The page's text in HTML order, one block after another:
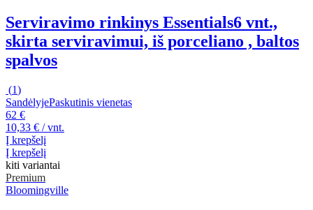
Serviravimo rinkinys Essentials6 vnt.,
skirta serviravimui, iš porceliano , baltos
spalvos
(1)
SandėlyjePaskutinis vienetas
62 €
10,33 € / vnt.
Į krepšelį
Į krepšelį
kiti variantai
Premium
Bloomingville